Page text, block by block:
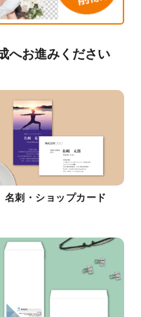
へお進みください
名刺・ショップカード